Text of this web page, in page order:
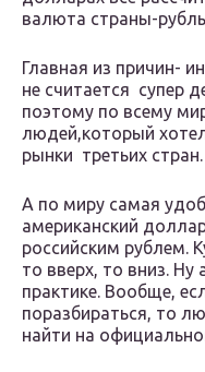
валюта страны-
Главная из причин-
не считается супер
поэтому по всему
людей,который
рынки третьих стран.
А по миру самая
американский
российским рублем.
то вверх, то вниз. Ну
практике. Вообще,
поразбираться, то
найти на